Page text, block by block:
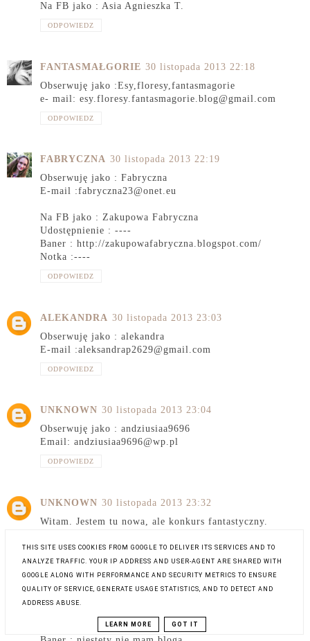
Na FB jako : Asia Agnieszka T.
ODPOWIEDZ
FANTASMAŁGORIE 30 listopada 2013 22:18
Obserwuję jako :Esy,floresy,fantasmagorie
e- mail: esy.floresy.fantasmagorie.blog@gmail.com
ODPOWIEDZ
FABRYCZNA 30 listopada 2013 22:19
Obserwuję jako : Fabryczna
E-mail :fabryczna23@onet.eu
Na FB jako : Zakupowa Fabryczna
Udostępnienie : ----
Baner : http://zakupowafabryczna.blogspot.com/
Notka :----
ODPOWIEDZ
ALEKANDRA 30 listopada 2013 23:03
Obserwuję jako : alekandra
E-mail :aleksandrap2629@gmail.com
ODPOWIEDZ
UNKNOWN 30 listopada 2013 23:04
Obserwuję jako : andziusiaa9696
Email: andziusiaa9696@wp.pl
ODPOWIEDZ
UNKNOWN 30 listopada 2013 23:32
Witam. Jestem tu nowa, ale konkurs fantastyczny.
Obserwuję jako : Paula Sypień
E-mail : pola7@spoko.pl
Na FB jako : Paula S.
Udostępnienie :
THIS SITE USES COOKIES FROM GOOGLE TO DELIVER ITS SERVICES AND TO
ANALYZE TRAFFIC. YOUR IP ADDRESS AND USER-AGENT ARE SHARED WITH
GOOGLE ALONG WITH PERFORMANCE AND SECURITY METRICS TO ENSURE
QUALITY OF SERVICE, GENERATE USAGE STATISTICS, AND TO DETECT AND
ADDRESS ABUSE.
LEARN MORE GOT IT